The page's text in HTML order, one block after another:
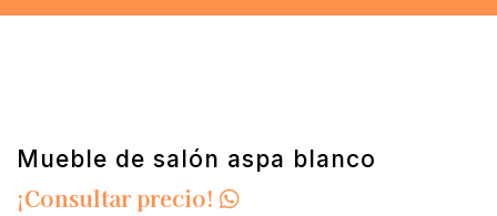
Mueble de salón aspa blanco
¡Consultar precio!